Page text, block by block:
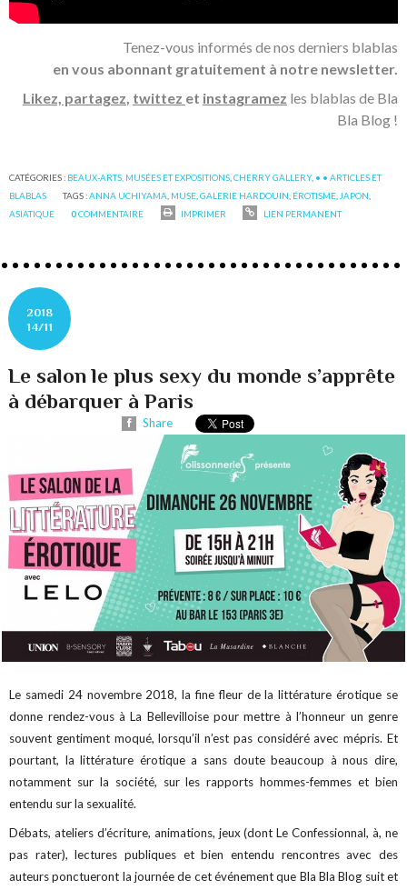
Tenez-vous informés de nos derniers blablas
en vous abonnant gratuitement à notre newsletter.
Likez, partagez, twittez et instagramez les blablas de Bla
Bla Blog !
CATÉGORIES : BEAUX-ARTS, MUSÉES ET EXPOSITIONS ,CHERRY GALLERY, • • ARTICLES ET
BLABLAS
TAGS :ANNA UCHIYAMA MUSE ,GALERIE HARDOUIN ÉROTISME JAPON
ASIATIQUE
0COMMENTAIRE IMPRIMER LIEN PERMANENT
2018
14/11
Le salon le plus sexy du monde s’apprête
à débarquer à Paris
Share
Le samedi 24 novembre 2018, la fine fleur de la littérature érotique se
donne rendez-vous à La Bellevilloise pour mettre à l’honneur un genre
souvent gentiment moqué, lorsqu’il n’est pas considéré avec mépris. Et
pourtant, la littérature érotique a sans doute beaucoup à nous dire,
notamment sur la société, sur les rapports hommes-femmes et bien
entendu sur la sexualité.
Débats, ateliers d’écriture, animations, jeux (dont Le Confessionnal, à, ne
pas rater), lectures publiques et bien entendu rencontres avec des
auteurs ponctueront la journée de cet événement que Bla Bla Blog suit et